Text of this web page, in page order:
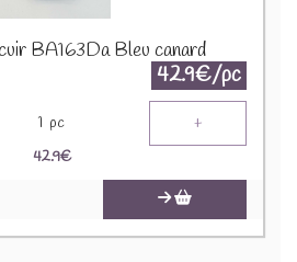
BA163Da Bleu canard
42.9€/pc
1 pc +
42.9€